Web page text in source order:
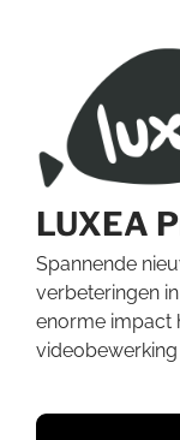
LUXEA
Spannende
verbeteringen
enorme impact
videobewerking